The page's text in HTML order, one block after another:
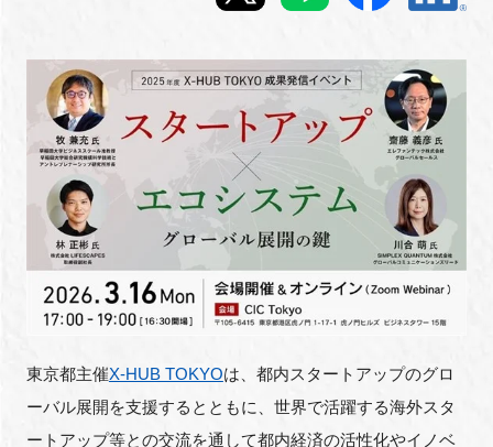
インタビュー・コラム
ニュース・掲示板
LINK-Jを知る
特別会員
施設・アクセス
東京都主催X-HUB TOKYOは、都内スタートアップのグロ
ーバル展開を支援するとともに、世界で活躍する海外スタ
ートアップ等との交流を通して都内経済の活性化やイノベ